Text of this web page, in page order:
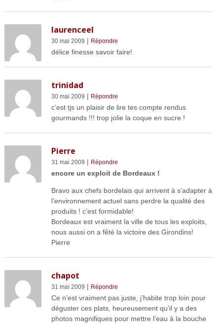
laurenceel
30 mai 2009 | Répondre
délice finesse savoir faire!
trinidad
30 mai 2009 | Répondre
c’est tjs un plaisir de lire tes compte rendus
gourmands !!! trop jolie la coque en sucre !
Pierre
31 mai 2009 | Répondre
encore un exploit de Bordeaux !
Bravo aux chefs bordelais qui arrivent à s’adapter à
l’environnement actuel sans perdre la qualité des
produits ! c’est formidable!
Bordeaux est vraiment la ville de tous les exploits,
nous aussi on a fêté la victoire des Girondins!
Pierre
chapot
31 mai 2009 | Répondre
Ce n’est vraiment pas juste, j’habite trop loin pour
déguster ces plats, heureusement qu’il y a des
photos magnifiques pour mettre l’eau à la bouche